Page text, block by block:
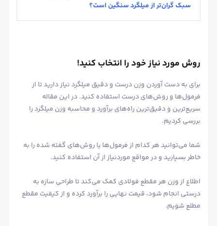
سبک گران‌تر از میلگرد سنگین است؟
روش مورد نیاز خود را انتخاب کنید!
برای به دست آوردن وزن درست و دقیق میلگرد نیاز دارید تا از
فرمول‌ها و روش‌های درست استفاده کنید. در این مقاله
سریع‌ترین و دقیق‌ترین راه‌های برآورد و محاسبه وزن میلگرد را
بررسی کردیم.
شما می‌توانید هر کدام از فرمول‌ها یا روش‌های گفته شده را به
خاطر بسپارید و در مواقع موردنیاز از آن استفاده کنید.
اطلاع از وزن هر مقطع فولادی کمک می‌کند تا طراحی سازه به
درستی انجام شود، قیمت نهایی را برآورد کرده و از کیفیت مقطع
مطلع شویم.